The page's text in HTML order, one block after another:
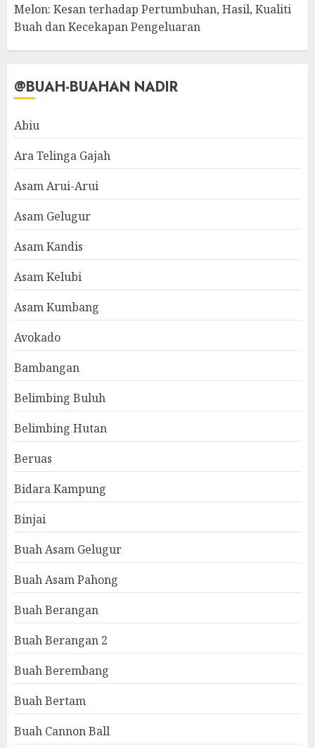
Melon: Kesan terhadap Pertumbuhan, Hasil, Kualiti
Buah dan Kecekapan Pengeluaran
@BUAH-BUAHAN NADIR
Abiu
Ara Telinga Gajah
Asam Arui-Arui
Asam Gelugur
Asam Kandis
Asam Kelubi
Asam Kumbang
Avokado
Bambangan
Belimbing Buluh
Belimbing Hutan
Beruas
Bidara Kampung
Binjai
Buah Asam Gelugur
Buah Asam Pahong
Buah Berangan
Buah Berangan 2
Buah Berembang
Buah Bertam
Buah Cannon Ball